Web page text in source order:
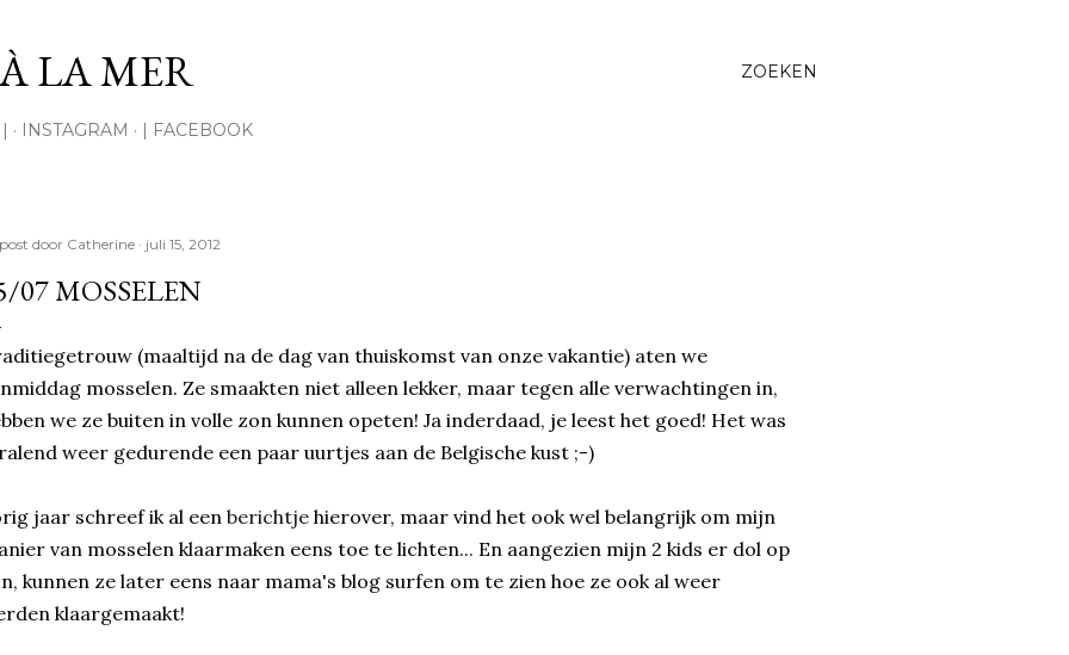
ZOEKEN
LA MER
INSTAGRAM | FACEBOOK
door Catherine juli 15, 2012
07 MOSSELEN
(maaltijd na de dag van thuiskomst van onze vakantie) aten we
mosselen. Ze smaakten niet alleen lekker, maar tegen alle verwachtingen in,
we ze buiten in volle zon kunnen opeten! Ja inderdaad, je leest het goed! Het was
weer gedurende een paar uurtjes aan de Belgische kust ;-)
jaar schreef ik al een berichtje hierover, maar vind het ook wel belangrijk om mijn
van mosselen klaarmaken eens toe te lichten... En aangezien mijn 2 kids er dol op
kunnen ze later eens naar mama's blog surfen om te zien hoe ze ook al weer
klaargemaakt!